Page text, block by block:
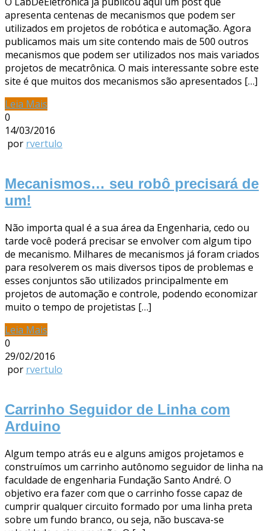
apresenta centenas de mecanismos que podem ser
utilizados em projetos de robótica e automação. Agora
publicamos mais um site contendo mais de 500 outros
mecanismos que podem ser utilizados nos mais variados
projetos de mecatrônica. O mais interessante sobre este
site é que muitos dos mecanismos são apresentados […]
Leia Mais
0
14/03/2016
por rvertulo
Mecanismos… seu robô precisará de
um!
Não importa qual é a sua área da Engenharia, cedo ou
tarde você poderá precisar se envolver com algum tipo
de mecanismo. Milhares de mecanismos já foram criados
para resolverem os mais diversos tipos de problemas e
esses conjuntos são utilizados principalmente em
projetos de automação e controle, podendo economizar
muito o tempo de projetistas […]
Leia Mais
0
29/02/2016
por rvertulo
Carrinho Seguidor de Linha com
Arduino
Algum tempo atrás eu e alguns amigos projetamos e
construímos um carrinho autônomo seguidor de linha na
faculdade de engenharia Fundação Santo André. O
objetivo era fazer com que o carrinho fosse capaz de
cumprir qualquer circuito formado por uma linha preta
sobre um fundo branco, ou seja, não buscava-se